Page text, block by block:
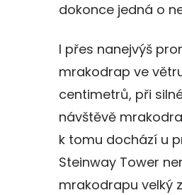
dokonce jedná o
I přes nanejvýš
mrakodrap ve
centimetrů, při
návštěvě
k tomu dochází u
Steinway Tower
mrakodrapu velký